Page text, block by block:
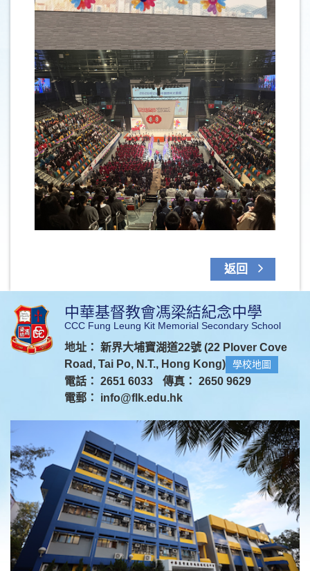
返回
中華基督教會馮梁結紀念中學
CCC Fung Leung Kit Memorial Secondary School
地址： 新界大埔寶湖道22號 (22 Plover Cove
Road, Tai Po, N.T., Hong Kong)
學校地圖
電話： 2651 6033
傳真： 2650 9629
電郵： info@flk.edu.hk